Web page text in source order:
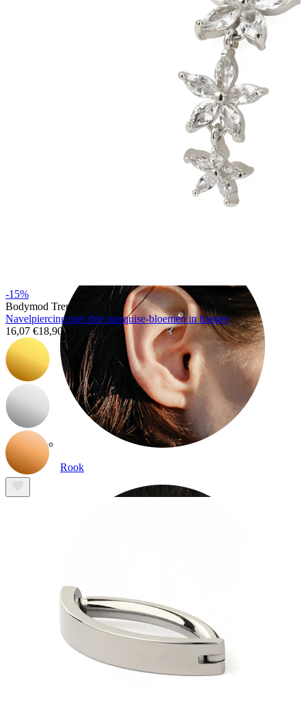
Rook
-15%
Bodymod Trend
Navelpiercing met drie marquise-bloemen in hanger
16,07 €18,90 €